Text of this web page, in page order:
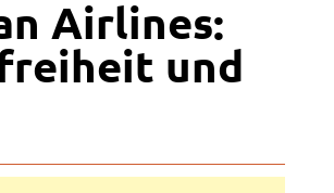
Airlines:
und